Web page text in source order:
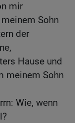
mir
Sohn
der
Hause und
meinem Sohn
Wie, wenn